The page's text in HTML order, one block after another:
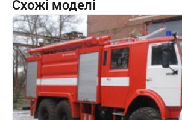
Схожі моделі